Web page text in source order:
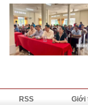
RSS Giới